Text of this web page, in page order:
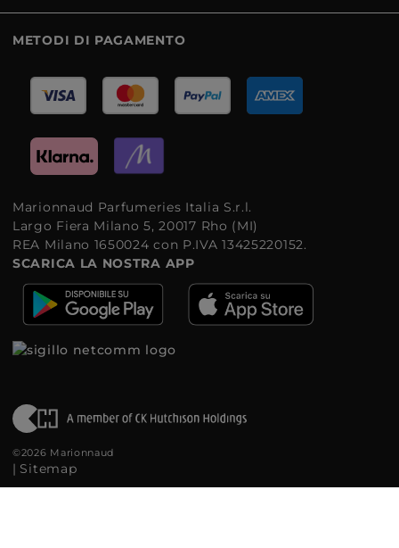
METODI DI PAGAMENTO
Marionnaud Parfumeries Italia S.r.l.
Largo Fiera Milano 5, 20017 Rho (MI)
REA Milano 1650024 con P.IVA 13425220152.
SCARICA LA NOSTRA APP
©2026 Marionnaud
| Sitemap